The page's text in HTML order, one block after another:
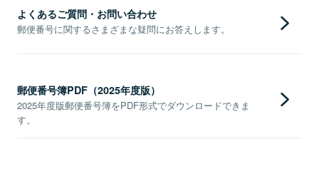
よくあるご質問・お問い合わせ
郵便番号に関するさまざまな疑問にお答えします。
郵便番号簿PDF（2025年度版）
2025年度版郵便番号簿をPDF形式でダウンロードできま
す。